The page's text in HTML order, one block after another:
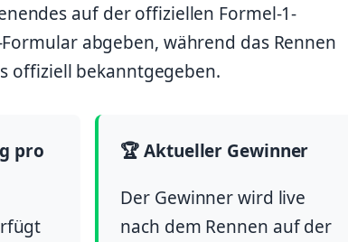
auf der offiziellen Formel-1-
abgeben, während das Rennen
offiziell bekanntgegeben.
pro
🏆 Aktueller Gewinner
Der Gewinner wird live
nach dem Rennen auf der